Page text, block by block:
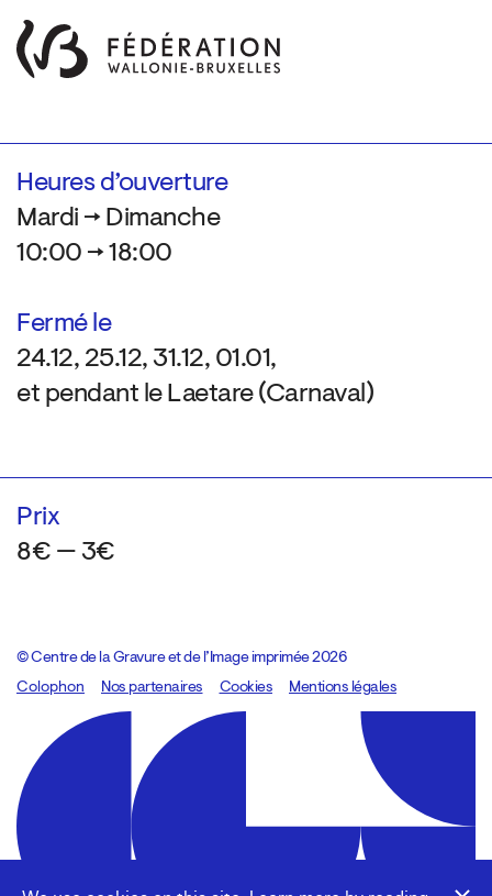
Heures d’ouverture
Mardi → Dimanche
10:00 → 18:00
Fermé le
24.12, 25.12, 31.12, 01.01,
et pendant le Laetare (Carnaval)
Prix
8€ — 3€
© Centre de la Gravure et de l’Image imprimée 2026
Colophon
Design:Marcel Kaczmarek, code:8080.studio
Nos partenaires Cookies Mentions légales